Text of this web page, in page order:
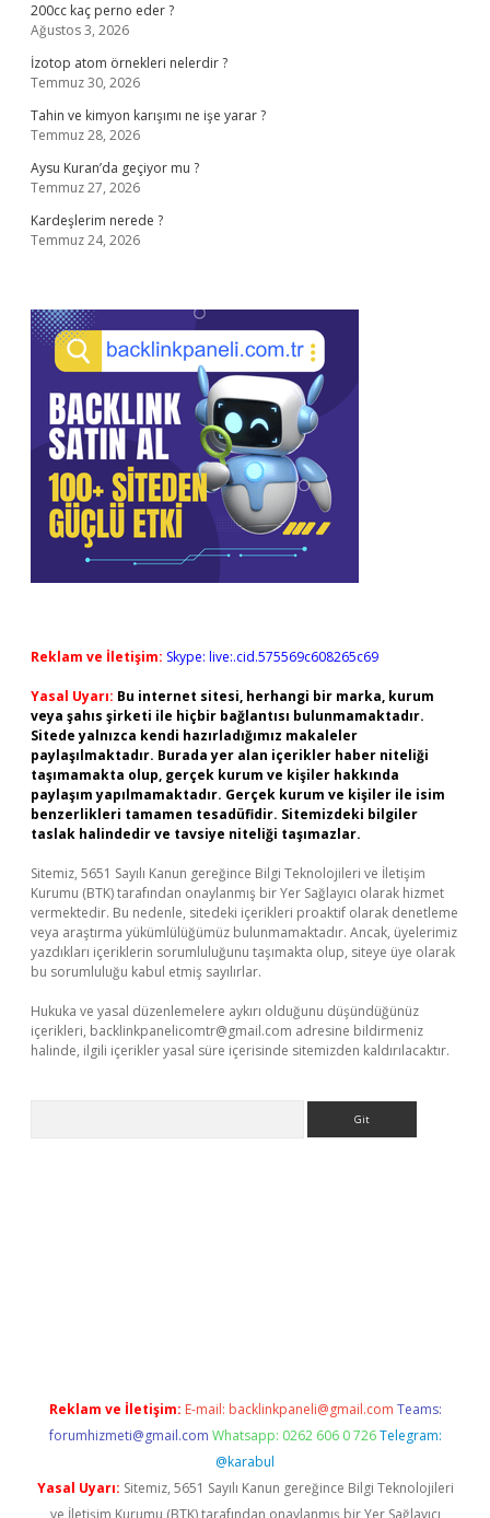
200cc kaç perno eder ?
Ağustos 3, 2026
İzotop atom örnekleri nelerdir ?
Temmuz 30, 2026
Tahin ve kimyon karışımı ne işe yarar ?
Temmuz 28, 2026
Aysu Kuran’da geçiyor mu ?
Temmuz 27, 2026
Kardeşlerim nerede ?
Temmuz 24, 2026
Reklam ve İletişim: Skype: live:.cid.575569c608265c69
Yasal Uyarı: Bu internet sitesi, herhangi bir marka, kurum
veya şahıs şirketi ile hiçbir bağlantısı bulunmamaktadır.
Sitede yalnızca kendi hazırladığımız makaleler
paylaşılmaktadır. Burada yer alan içerikler haber niteliği
taşımamakta olup, gerçek kurum ve kişiler hakkında
paylaşım yapılmamaktadır. Gerçek kurum ve kişiler ile isim
benzerlikleri tamamen tesadüfidir. Sitemizdeki bilgiler
taslak halindedir ve tavsiye niteliği taşımazlar.
Sitemiz, 5651 Sayılı Kanun gereğince Bilgi Teknolojileri ve İletişim
Kurumu (BTK) tarafından onaylanmış bir Yer Sağlayıcı olarak hizmet
vermektedir. Bu nedenle, sitedeki içerikleri proaktif olarak denetleme
veya araştırma yükümlülüğümüz bulunmamaktadır. Ancak, üyelerimiz
yazdıkları içeriklerin sorumluluğunu taşımakta olup, siteye üye olarak
bu sorumluluğu kabul etmiş sayılırlar.
Hukuka ve yasal düzenlemelere aykırı olduğunu düşündüğünüz
içerikleri, backlinkpanelicomtr@gmail.com adresine bildirmeniz
halinde, ilgili içerikler yasal süre içerisinde sitemizden kaldırılacaktır.
Reklam ve İletişim: E-mail: backlinkpaneli@gmail.com Teams:
forumhizmeti@gmail.com Whatsapp: 0262 606 0 726 Telegram:
@karabul
Yasal Uyarı: Sitemiz, 5651 Sayılı Kanun gereğince Bilgi Teknolojileri
ve İletişim Kurumu (BTK) tarafından onaylanmış bir Yer Sağlayıcı